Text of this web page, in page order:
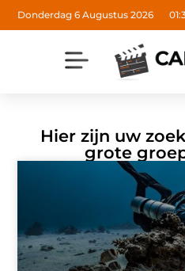
Donderdag 6 Augustus 2026
Hier zijn uw
grote